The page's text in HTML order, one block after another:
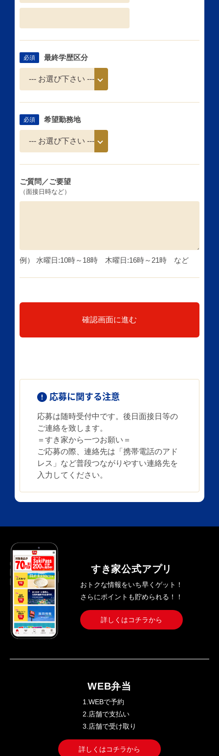
必須 最終学歴区分
必須 希望勤務地
ご質問／ご要望
（面接日時など）
例） 水曜日:10時～18時 木曜日:16時～21時 など
確認画面に進む
応募に関する注意
応募は随時受付中です。後日面接日等の
ご連絡を致します。
＝すき家から一つお願い＝
ご応募の際、連絡先は「携帯電話のアド
レス」など普段つながりやすい連絡先を
入力してください。
すき家公式アプリ
おトクな情報をいち早くゲット！
さらにポイントも貯められる！！
詳しくはコチラから
WEB弁当
1.WEBで予約
2.店舗で支払い
3.店舗で受け取り
詳しくはコチラから